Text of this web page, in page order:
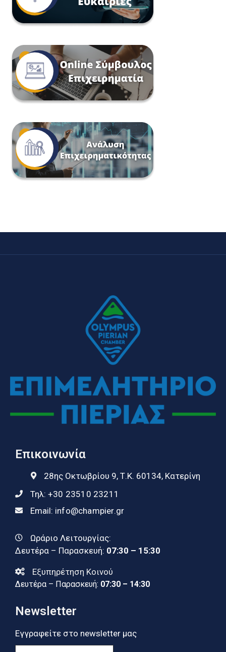
Επικοινωνία
28ης Οκτωβρίου 9, Τ.Κ. 60134, Κατερίνη
Τηλ: +30 23510 23211
Email: info@champier.gr
Ωράριο Λειτουργίας:
Δευτέρα – Παρασκευή: 07:30 – 15:30
Εξυπηρέτηση Κοινού
Δευτέρα – Παρασκευή: 07:30 – 14:30
Newsletter
Εγγραφείτε στο newsletter μας